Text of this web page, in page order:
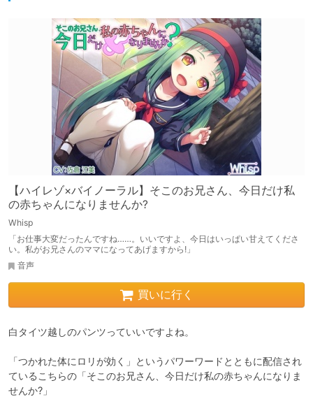
【ハイレゾ×バイノーラル】そこのお兄さん、今日だけ私
の赤ちゃんになりませんか?
Whisp
「お仕事大変だったんですね……。いいですよ、今日はいっぱい甘えてくださ
い。私がお兄さんのママになってあげますから!」
音声
買いに行く
白タイツ越しのパンツっていいですよね。
「つかれた体にロリが効く」というパワーワードとともに配信され
ているこちらの「そこのお兄さん、今日だけ私の赤ちゃんになりま
せんか?」